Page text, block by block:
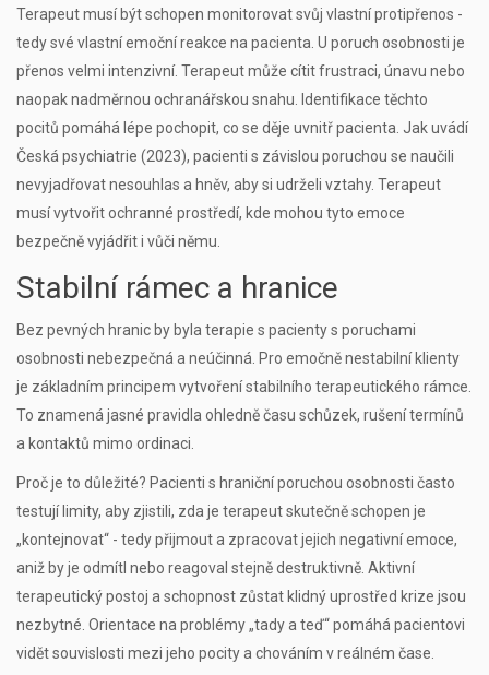
Terapeut musí být schopen monitorovat svůj vlastníprotipřenos -
tedy své vlastní emoční reakce na pacienta. U poruch osobnosti je
přenos velmi intenzivní. Terapeut může cítit frustraci, únavu nebo
naopak nadměrnou ochranářskou snahu. Identifikace těchto
pocitů pomáhá lépe pochopit, co se děje uvnitř pacienta. Jak uvádí
Česká psychiatrie (2023), pacienti s závislou poruchou se naučili
nevyjadřovat nesouhlas a hněv, aby si udrželi vztahy. Terapeut
musí vytvořit ochranné prostředí, kde mohou tyto emoce
bezpečně vyjádřit i vůči němu.
Stabilní rámec a hranice
Bez pevných hranic by byla terapie s pacienty s poruchami
osobnosti nebezpečná a neúčinná. Pro emočně nestabilní klienty
je základním principem vytvoření stabilního terapeutického rámce.
To znamená jasné pravidla ohledně času schůzek, rušení termínů
a kontaktů mimo ordinaci.
Proč je to důležité? Pacienti s hraniční poruchou osobnosti často
testují limity, aby zjistili, zda je terapeut skutečně schopen je
„kontejnovat“ - tedy přijmout a zpracovat jejich negativní emoce,
aniž by je odmítl nebo reagoval stejně destruktivně. Aktivní
terapeutický postoj a schopnost zůstat klidný uprostřed krize jsou
nezbytné. Orientace na problémy „tady a teď“ pomáhá pacientovi
vidět souvislosti mezi jeho pocity a chováním v reálném čase.